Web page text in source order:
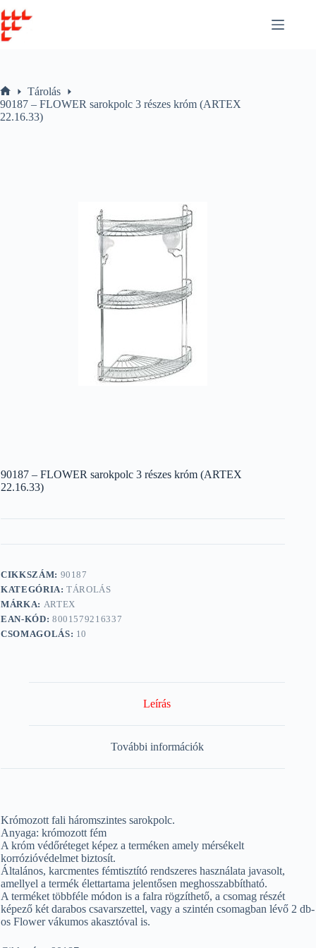
to
content
Home
Tárolás
90187 – FLOWER sarokpolc 3 részes króm (ARTEX
22.16.33)
90187 – FLOWER sarokpolc 3 részes króm (ARTEX
22.16.33)
CIKKSZÁM: 90187
KATEGÓRIA:TÁROLÁS
MÁRKA: ARTEX
EAN-KÓD: 8001579216337
CSOMAGOLÁS: 10
Leírás
További információk
Krómozott fali háromszintes sarokpolc.
Anyaga: krómozott fém
A króm védőréteget képez a terméken amely mérsékelt
korrózióvédelmet biztosít.
Általános, karcmentes fémtisztító rendszeres használata javasolt,
amellyel a termék élettartama jelentősen meghosszabbítható.
A terméket többféle módon is a falra rögzíthető, a csomag részét
képező két darabos csavarszettel, vagy a szintén csomagban lévő 2 db-
os Flower vákumos akasztóval is.